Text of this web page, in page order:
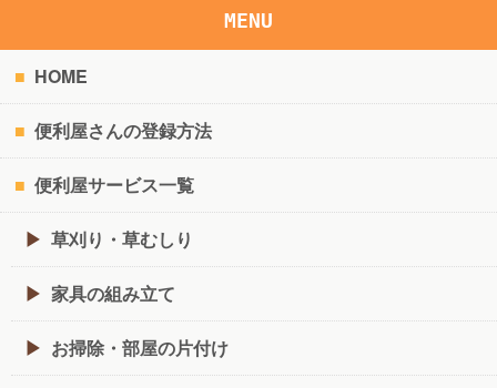
MENU
HOME
便利屋さんの登録方法
便利屋サービス一覧
草刈り・草むしり
家具の組み立て
お掃除・部屋の片付け